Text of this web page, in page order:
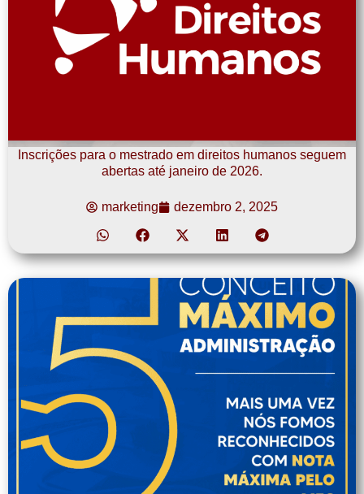
Inscrições para o mestrado em direitos humanos seguem
abertas até janeiro de 2026.
marketing dezembro 2, 2025